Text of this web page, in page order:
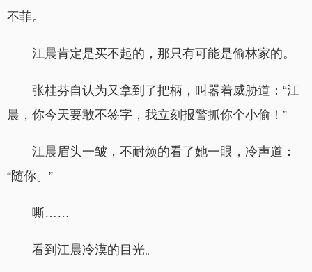
不菲。
江晨肯定是买不起的，那只有可能是偷林家的。
张桂芬自认为又拿到了把柄，叫嚣着威胁道：“江
晨，你今天要敢不签字，我立刻报警抓你个小偷！”
江晨眉头一皱，不耐烦的看了她一眼，冷声道：
“随你。”
嘶……
看到江晨冷漠的目光。